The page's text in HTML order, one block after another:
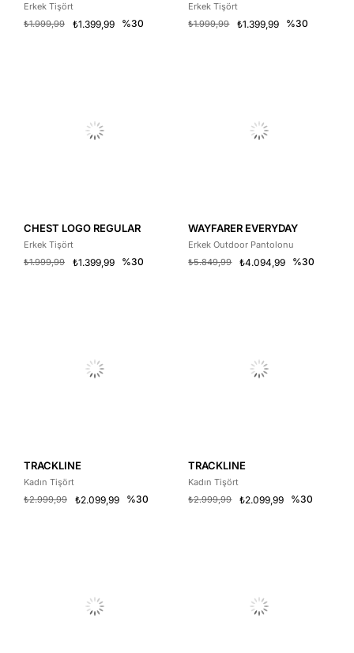
Erkek Tişört
₺1.399,99
₺1.999,99 %30
Erkek Tişört
₺1.399,99
₺1.999,99 %30
CHEST LOGO REGULAR
Erkek Tişört
₺1.399,99
₺1.999,99 %30
WAYFARER EVERYDAY
Erkek Outdoor Pantolonu
₺4.094,99
₺5.849,99 %30
TRACKLINE
Kadın Tişört
₺2.099,99
₺2.999,99 %30
TRACKLINE
Kadın Tişört
₺2.099,99
₺2.999,99 %30